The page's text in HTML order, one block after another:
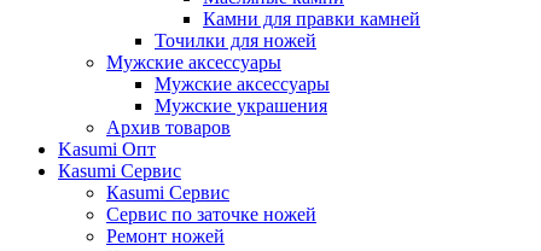
Камни для правки камней
Точилки для ножей
Мужские аксессуары
Мужские аксессуары
Мужские украшения
Архив товаров
Kasumi Опт
Кasumi Сервис
Кasumi Сервис
Сервис по заточке ножей
Ремонт ножей